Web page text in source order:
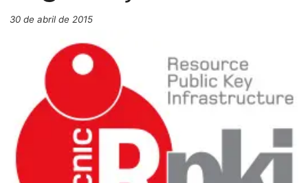
30 de abril de 2015